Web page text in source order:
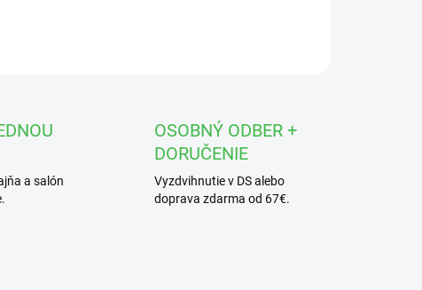
a salón
OSOBNÝ ODBER +
DORUČENIE
Vyzdvihnutie v DS alebo
doprava zdarma od 67€.